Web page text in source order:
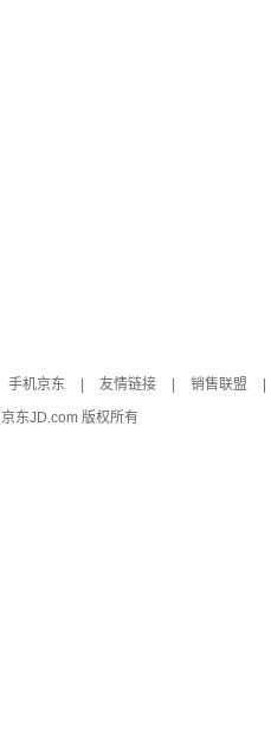
手机京东 友情链接 销售联盟
京东JD.com 版权所有